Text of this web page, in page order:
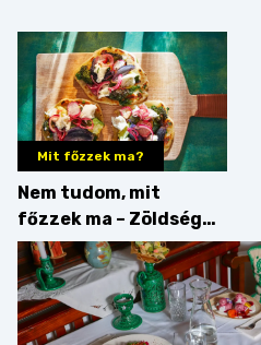
Mit főzzek ma?
Nem tudom, mit
főzzek ma – Zöldség
minden mennyiségben